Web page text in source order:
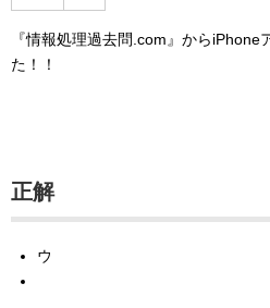
『情報処理過去問.com』からiPhone
た！！
正解
ウ